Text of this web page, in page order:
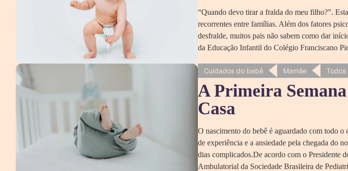
“Quando devo tirar a fralda do meu filho?”.
recorrentes entre famílias. Além dos fatores
desfralde, muitos pais não sabem como dar
da Educação Infantil do Colégio Franciscano
Cuidados do bebê Mamãe Todos
A Primeira
Casa
O nascimento do bebê é aguardado com todo
de experiência e a ansiedade pela chegada do
dias complicados.De acordo com o Presidente
Ambulatorial da Sociedade Brasileira de